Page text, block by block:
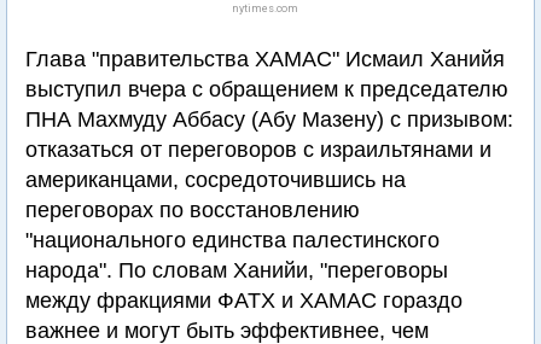
nytimes.com
Глава "правительства ХАМАС" Исмаил Ханийя
выступил вчера с обращением к председателю
ПНА Махмуду Аббасу (Абу Мазену) с призывом:
отказаться от переговоров с израильтянами и
американцами, сосредоточившись на
переговорах по восстановлению
"национального единства палестинского
народа". По словам Ханийи, "переговоры
между фракциями ФАТХ и ХАМАС гораздо
важнее и могут быть эффективнее, чем